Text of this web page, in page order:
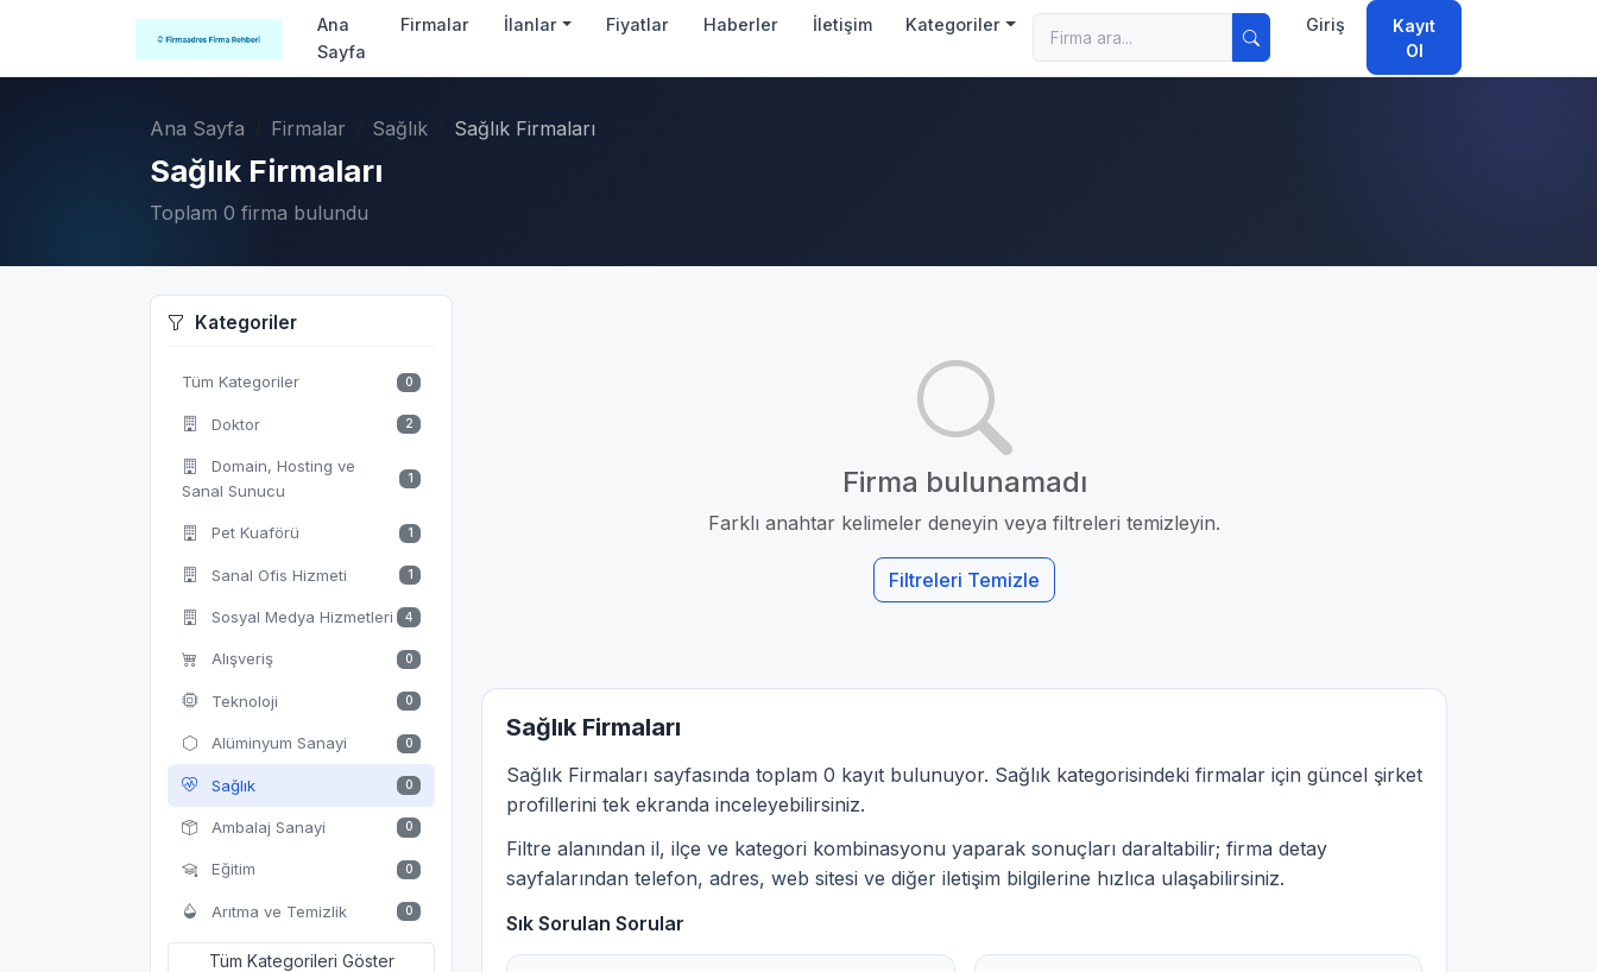
Ana
Sayfa
Firmalar İlanlar Fiyatlar Haberler İletişim Kategoriler Giriş
Kayıt
Ol
Ana Sayfa Firmalar Sağlık Sağlık Firmaları
Sağlık Firmaları
Toplam 0 firma bulundu
Kategoriler
Tüm Kategoriler 0
Doktor 2
Domain, Hosting ve
Sanal Sunucu
1
Pet Kuaförü 1
Sanal Ofis Hizmeti 1
Sosyal Medya Hizmetleri 4
Alışveriş 0
Teknoloji 0
Alüminyum Sanayi 0
Sağlık 0
Ambalaj Sanayi 0
Eğitim 0
Arıtma ve Temizlik 0
Tüm Kategorileri Göster
Firma bulunamadı
Farklı anahtar kelimeler deneyin veya filtreleri temizleyin.
Filtreleri Temizle
Sağlık Firmaları
Sağlık Firmaları sayfasında toplam 0 kayıt bulunuyor. Sağlık kategorisindeki firmalar için güncel şirket
profillerini tek ekranda inceleyebilirsiniz.
Filtre alanından il, ilçe ve kategori kombinasyonu yaparak sonuçları daraltabilir; firma detay
sayfalarından telefon, adres, web sitesi ve diğer iletişim bilgilerine hızlıca ulaşabilirsiniz.
Sık Sorulan Sorular